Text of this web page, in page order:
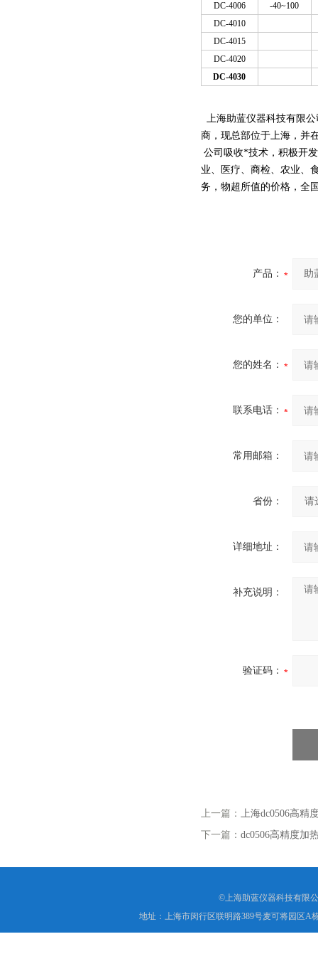
DC-4006
-40~100
DC-4010
DC-4015
DC-4020
DC-4030
上海助蓝仪器科技有限
商，现总部位于上海，并
公司吸收*技术，积极开
业、医疗、商检、农业、
务，物超所值的价格，全
产品：
您的单位：
您的姓名：
联系电话：
常用邮箱：
省份：
详细地址：
补充说明：
验证码：
上一篇： 上海dc0506高精
下一篇： dc0506高精度加
©上海助蓝仪器科技有限
地址：上海市闵行区联明路389号麦可将园区A